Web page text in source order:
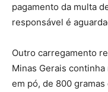
pagamento da multa
responsável é
Outro carregamento
Minas Gerais
em pó, de 800